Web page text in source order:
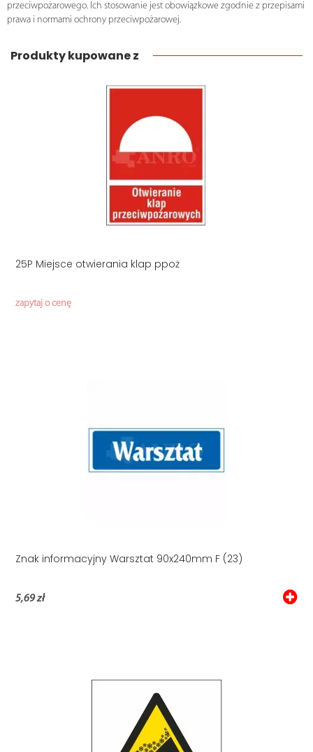
przeciwpożarowego. Ich stosowanie jest obowiązkowe zgodnie z przepisami
prawa i normami ochrony przeciwpożarowej.
Produkty kupowane z
25P Miejsce otwierania klap ppoż
zapytaj o cenę
Znak informacyjny Warsztat 90x240mm F (23)
5,69 zł